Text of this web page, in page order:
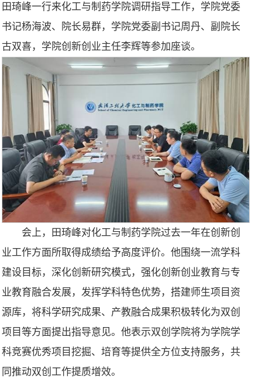
田琦峰一行来化工与制药学院调研指导工作，学院党委
书记杨海波、院长易群，学院党委副书记周丹、副院长
古双喜，学院创新创业主任李辉等参加座谈。
会上，田琦峰对化工与制药学院过去一年在创新创
业工作方面所取得成绩给予高度评价。他围绕一流学科
建设目标，深化创新研究模式，强化创新创业教育与专
业教育融合发展，发挥学科特色优势，搭建师生项目资
源库，将科学研究成果、产教融合成果积极转化为双创
项目等方面提出指导意见。他表示双创学院将为学院学
科竞赛优秀项目挖掘、培育等提供全方位支持服务，共
同推动双创工作提质增效。